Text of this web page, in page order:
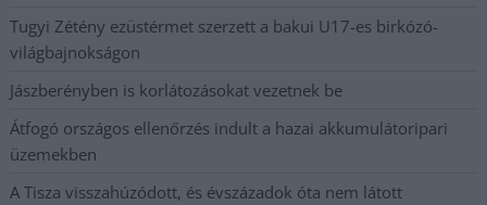
Tugyi Zétény ezüstérmet szerzett a bakui U17-es birkózó-
világbajnokságon
Jászberényben is korlátozásokat vezetnek be
Átfogó országos ellenőrzés indult a hazai akkumulátoripari
üzemekben
A Tisza visszahúzódott, és évszázadok óta nem látott